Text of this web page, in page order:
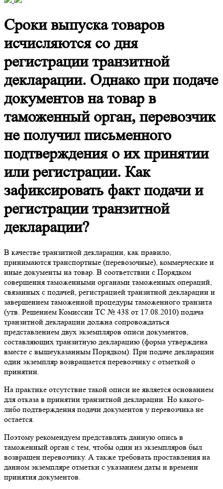
Сроки выпуска товаров
исчисляются со дня
регистрации транзитной
декларации. Однако при подаче
документов на товар в
таможенный орган, перевозчик
не получил письменного
подтверждения о их принятии
или регистрации. Как
зафиксировать факт подачи и
регистрации транзитной
декларации?
В качестве транзитной декларации, как правило,
принимаются транспортные (перевозочные), коммерческие и
иные документы на товар. В соответствии с Порядком
совершения таможенными органами таможенных операций,
связанных с подачей, регистрацией транзитной декларации и
завершением таможенной процедуры таможенного транзита
(утв. Решением Комиссии ТС № 438 от 17.08.2010) подача
транзитной декларации должна сопровождаться
представлением двух экземпляров описи документов,
составляющих транзитную декларацию (форма утверждена
вместе с вышеуказанным Порядком). При подаче декларации
один экземпляр возвращается перевозчику с отметкой о
принятии.
На практике отсутствие такой описи не является основанием
для отказа в принятии транзитной декларации. Но какого-
либо подтверждения подачи документов у перевозчика не
остается.
Поэтому рекомендуем представлять данную опись в
таможенный орган с тем, чтобы один из экземпляров был
возвращен перевозчику. А также требовать проставления на
данном экземпляре отметки с указанием даты и времени
принятия документов.